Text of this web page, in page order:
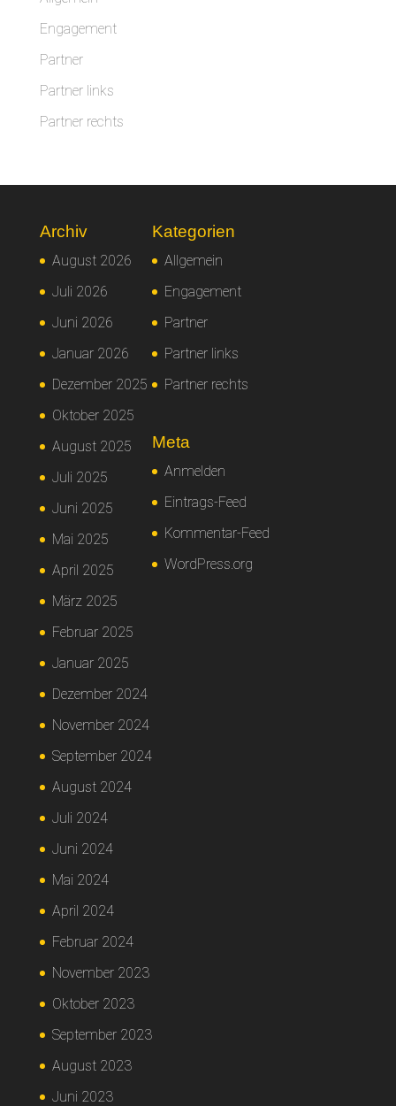
Engagement
Partner
Partner links
Partner rechts
Archiv
August 2026
Juli 2026
Juni 2026
Januar 2026
Dezember 2025
Oktober 2025
August 2025
Juli 2025
Juni 2025
Mai 2025
April 2025
März 2025
Februar 2025
Januar 2025
Dezember 2024
November 2024
September 2024
August 2024
Juli 2024
Juni 2024
Mai 2024
April 2024
Februar 2024
November 2023
Oktober 2023
September 2023
August 2023
Juni 2023
Kategorien
Allgemein
Engagement
Partner
Partner links
Partner rechts
Meta
Anmelden
Eintrags-Feed
Kommentar-Feed
WordPress.org